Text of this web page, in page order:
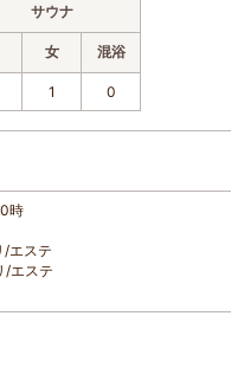
サウナ
女 混浴
1 0
時
エステ
/エステ